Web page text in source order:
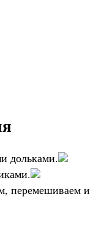
дольками.
перемешиваем и